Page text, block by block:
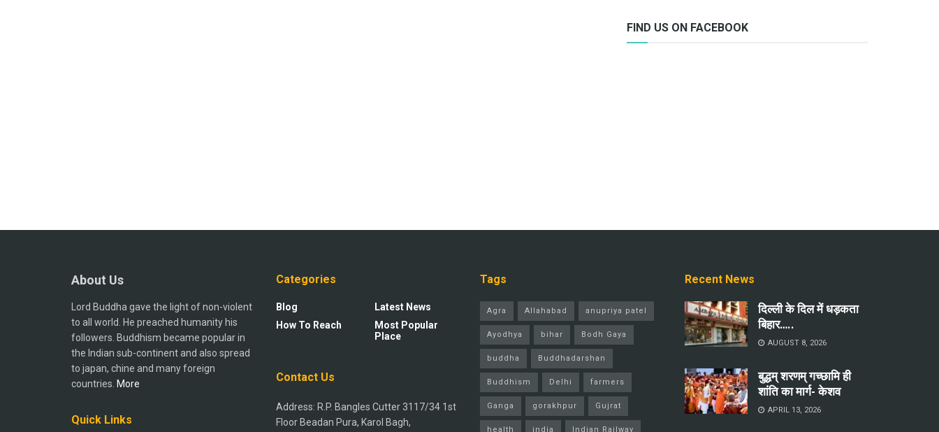
FIND US ON FACEBOOK
About Us
Lord Buddha gave the light of non-violent
to all world. He preached humanity his
followers. Buddhism became popular in
the Indian sub-continent and also spread
to japan, chine and many foreign
countries. More
Quick Links
Categories
Blog
How To Reach
Latest News
Most Popular
Place
Contact Us
Address: R.P. Bangles Cutter 3117/34 1st
Floor Beadan Pura, Karol Bagh,
Tags
Agra Allahabad anupriya patel
Ayodhya bihar Bodh Gaya
buddha Buddhadarshan
Buddhism Delhi farmers
Ganga gorakhpur Gujrat
health india Indian Railway
Recent News
दिल्ली के दिल में धड़कता
बिहार…..
AUGUST 8, 2026
बुद्धम् शरणम् गच्छामि ही
शांति का मार्ग- केशव
APRIL 13, 2026